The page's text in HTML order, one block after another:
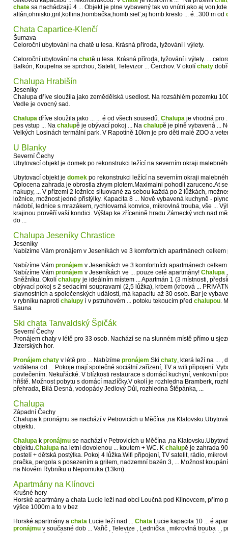
chate sa nachádzajú 4 ... Objekt je plne vybavený tak vo vnútri,ako aj
altán,ohnisko,gril,kotlina,hombačka,homb.sieť,aj homb.kreslo ... é...300 m od
Chata Capartice-Klenčí
Šumava
Celoroční ubytování na chatě u lesa. Krásná příroda, lyžování i výlety.
Celoroční ubytování na chatě u lesa. Krásná příroda, lyžování i výlety. ...
Balkón, Koupelna se sprchou, Satelit, Televizor ... Čerchov. V okolí chaty
Chalupa Hrabišín
Jeseníky
Chalupa dříve sloužila jako zemědělská usedlost. Na rozsáhlém pozemku
Vedle je ovocný sad.
Chalupa dříve sloužila jako ... ... é od všech sousedů. Chalupa je vhodná pro
pes vstup ... Na chalupě je obývací pokoj ... Na chalupě je plně vybavená ...
Velkých Losinách termální park. V Rapotíně 10km je pro děti malé ZOO a
U Blanky
Severní Čechy
Ubytovací objekt je domek po rekonstrukci ležící na severním okraji
Ubytovací objekt je domek po rekonstrukci ležící na severním okraji
Oplocena zahrada je obrostla zivym plotem.Maximalni pohodli zaruceno.At
nakupy, ... V přízemí 2 ložnice situované za sebou každá po 2 lůžkách,
ložnice, možnost jedné přistýlky. Kapacita 8 ... Nově vybavená kuchyně -
nádobí, lednice s mrazákem, rychlovarná konvice, mikrovlná trouba, vše ...
krajinou prověří vaší kondici. Výšlap ke zřícenině hradu Zámecký vrch nad
do ...
Chalupa Jeseníky Chrastice
Jeseníky
Nabízíme Vám pronájem v Jeseníkách ve 3 komfortních apartmánech celkem
Nabízíme Vám pronájem v Jeseníkách ve 3 komfortních apartmánech
Nabízíme Vám pronájem v Jeseníkách ve ... pouze celé apartmány! Chalupa
Sněžníku. Okolí chalupy je ideálním místem ... Apartmán 1 (3 místnosti,
obývací pokoj s 2 sedacími soupravami (2,5 lůžka), krbem (krbová ...
slavnostních a společenských událostí, má kapacitu až 30 osob. Bar je
v rybníku naproti chalupy i v pstruhovém ... potoku tekoucím před chalupou.
Sauna
Ski chata Tanvaldský Špičák
Severní Čechy
Pronájem chaty v létě pro 33 osob. Nachází se na slunném místě přímo u
Jizerských hor.
Pronájem chaty v létě pro ... Nabízíme pronájem Ski chaty, která leží na ... ,
vzdálena od ... Pokoje mají společné sociální zařízení, TV a wifi připojení.
povlečením. Nekuřácké. V blízkosti restaurace s domácí kuchyní, venkovní
hřiště. Možnost pobytu s domácí mazlíčky.V okolí je rozhledna Bramberk,
přehrada, Bílá Desná, vodopády Jedlový Důl, rozhledna Štěpánka, ...
Chalupa
Západní Čechy
Chalupa k pronájmu se nachází v Petrovicích u Měčína ,na
objektu.
Chalupa k pronájmu se nachází v Petrovicích u Měčína ,na
objektu.Chalupa na letní dovolenou ... koutem + WC. K chalupě je zahrada
postelí + dětská postýlka. Pokoj 4 lůžka.Wifi připojení, TV satelit, rádio,
pračka, pergola s posezením a grilem, nadzemní bazén 3, ... Možnost
na Novém Rybníku u Nepomuka (13km).
Apartmány na Klínovci
Krušné hory
Horské apartmány a chata Lucie leží nad obcí Loučná pod Klínovcem, přímo
výšce 1000m a to v bez
Horské apartmány a chata Lucie leží nad ... Chata Lucie kapacita 10 ... é
pronájmu v současné dob ... Vařič , Televize , Lednička , mikrovlná trouba . ,